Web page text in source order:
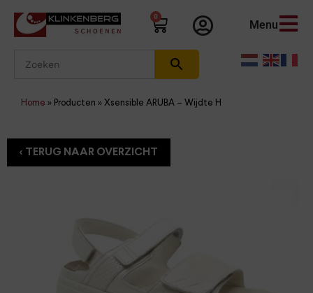
0
Menu
Home » Producten » Xsensible ARUBA – Wijdte H